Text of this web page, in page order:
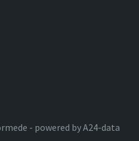
- powered by A24-data